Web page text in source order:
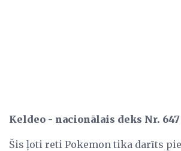
Keldeo - nacionālais deks Nr. 647
Šis ļoti reti Pokemon tika darīts